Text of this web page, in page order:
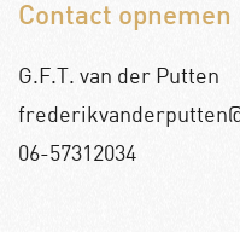
Contact opnemen
G.F.T. van der Putten
06-57312034